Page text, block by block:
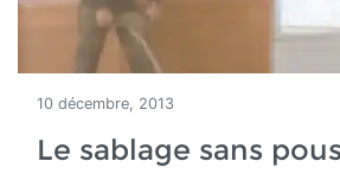
10 décembre, 2013
Le sablage sans